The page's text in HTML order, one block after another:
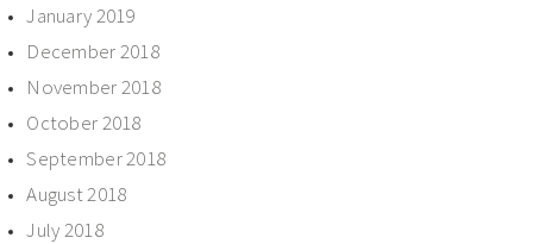
January 2019
December 2018
November 2018
October 2018
September 2018
August 2018
July 2018